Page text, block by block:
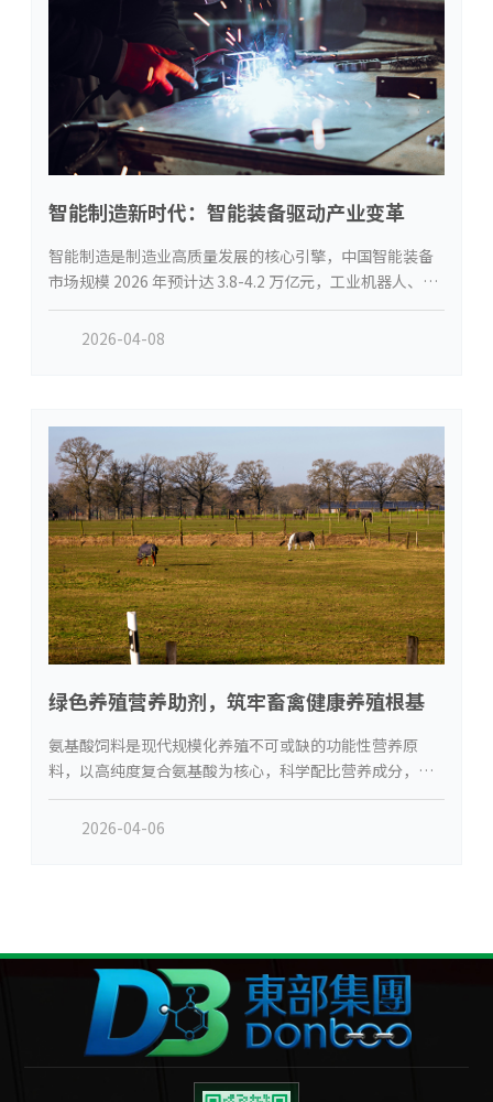
智能制造新时代：智能装备驱动产业变革
智能制造是制造业高质量发展的核心引擎，中国智能装备
市场规模 2026 年预计达 3.8-4.2 万亿元，工业机器人、智
能检测、柔性制造等领域高速增长。政策端，“十五五”
规划与 2000 亿元设备更新资金支持智能制造升级；技术
人独立运营、协同发展，
2026-04-08
绿色养殖营养助剂，筑牢畜禽健康养殖根基
氨基酸饲料是现代规模化养殖不可或缺的功能性营养原
料，以高纯度复合氨基酸为核心，科学配比营养成分，专
为畜禽、水产、畜牧养殖量身打造，是优化养殖模式、提
升养殖效益的关键产品。
2026-04-06